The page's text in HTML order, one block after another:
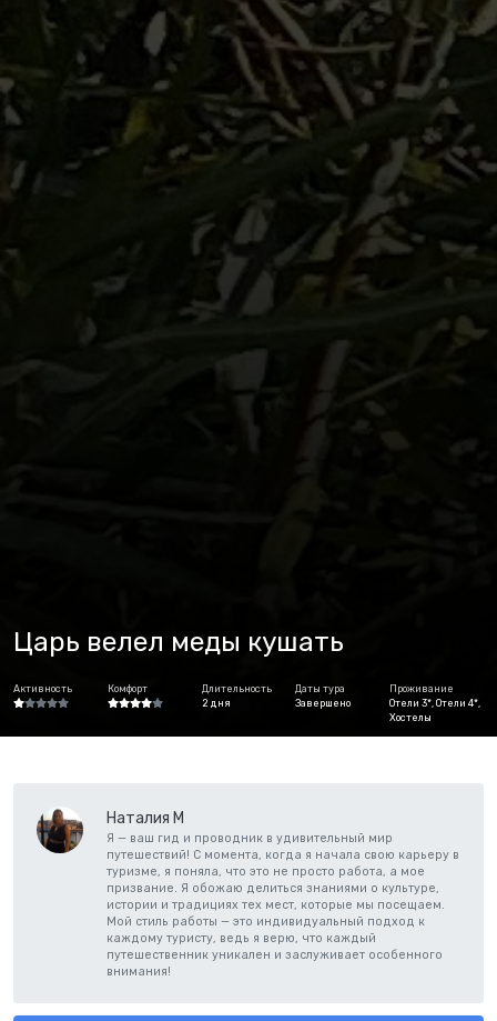
Царь велел меды кушать
Активность Комфорт
Длительность
2 дня
Даты тура
Завершено
Проживание
Отели 3*, Отели 4*,
Хостелы
Наталия М
Я — ваш гид и проводник в удивительный мир
путешествий! С момента, когда я начала свою карьеру в
туризме, я поняла, что это не просто работа, а мое
призвание. Я обожаю делиться знаниями о культуре,
истории и традициях тех мест, которые мы посещаем.
Мой стиль работы — это индивидуальный подход к
каждому туристу, ведь я верю, что каждый
путешественник уникален и заслуживает особенного
внимания!